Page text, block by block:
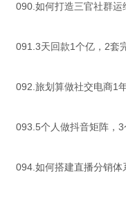
090.如何打造三官社群
091.3天回款1个亿，2套
092.旅划算做社交电商1
093.5个人做抖音矩阵，
094.如何搭建直播分销